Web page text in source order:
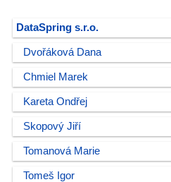
DataSpring s.r.o.
Dvořáková Dana
Chmiel Marek
Kareta Ondřej
Skopový Jiří
Tomanová Marie
Tomeš Igor